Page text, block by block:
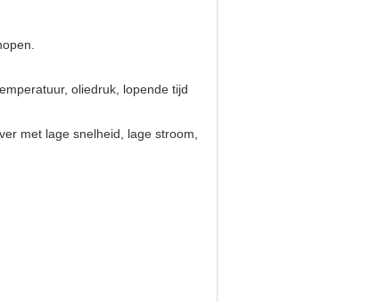
oliedruk, lopende tijd
met lage snelheid, lage stroom,